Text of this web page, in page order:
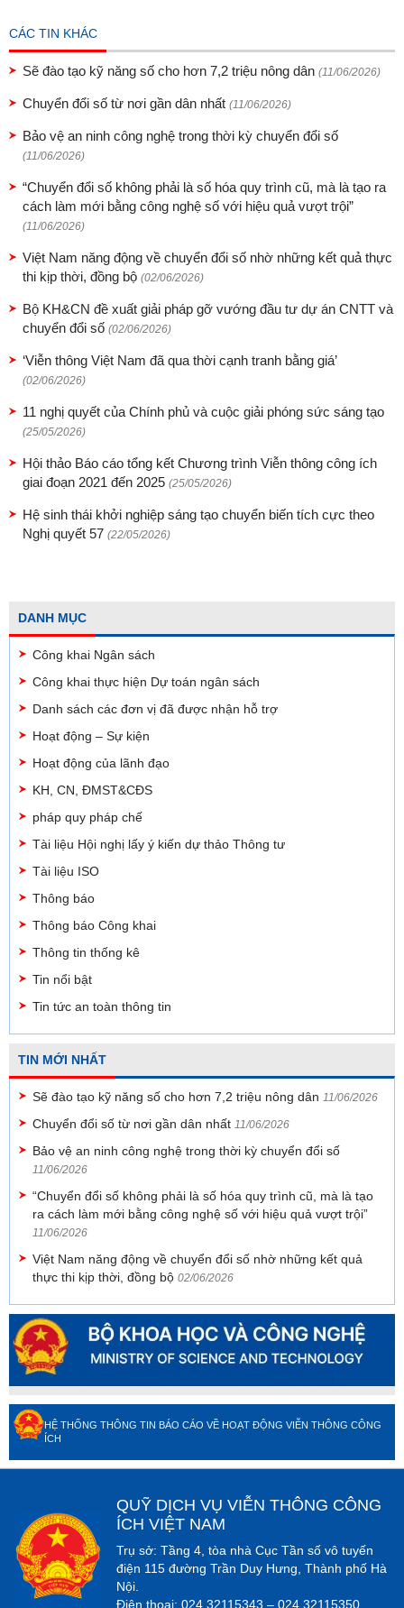
CÁC TIN KHÁC
Sẽ đào tạo kỹ năng số cho hơn 7,2 triệu nông dân (11/06/2026)
Chuyển đổi số từ nơi gần dân nhất (11/06/2026)
Bảo vệ an ninh công nghệ trong thời kỳ chuyển đổi số
(11/06/2026)
“Chuyển đổi số không phải là số hóa quy trình cũ, mà là tạo ra
cách làm mới bằng công nghệ số với hiệu quả vượt trội”
(11/06/2026)
Việt Nam năng động về chuyển đổi số nhờ những kết quả thực
thi kịp thời, đồng bộ (02/06/2026)
Bộ KH&CN đề xuất giải pháp gỡ vướng đầu tư dự án CNTT và
chuyển đổi số (02/06/2026)
‘Viễn thông Việt Nam đã qua thời cạnh tranh bằng giá’
(02/06/2026)
11 nghị quyết của Chính phủ và cuộc giải phóng sức sáng tạo
(25/05/2026)
Hội thảo Báo cáo tổng kết Chương trình Viễn thông công ích
giai đoạn 2021 đến 2025 (25/05/2026)
Hệ sinh thái khởi nghiệp sáng tạo chuyển biến tích cực theo
Nghị quyết 57 (22/05/2026)
DANH MỤC
Công khai Ngân sách
Công khai thực hiện Dự toán ngân sách
Danh sách các đơn vị đã được nhận hỗ trợ
Hoạt động – Sự kiện
Hoạt động của lãnh đạo
KH, CN, ĐMST&CĐS
pháp quy pháp chế
Tài liệu Hội nghị lấy ý kiến dự thảo Thông tư
Tài liệu ISO
Thông báo
Thông báo Công khai
Thông tin thống kê
Tin nổi bật
Tin tức an toàn thông tin
TIN MỚI NHẤT
Sẽ đào tạo kỹ năng số cho hơn 7,2 triệu nông dân 11/06/2026
Chuyển đổi số từ nơi gần dân nhất 11/06/2026
Bảo vệ an ninh công nghệ trong thời kỳ chuyển đổi số
11/06/2026
“Chuyển đổi số không phải là số hóa quy trình cũ, mà là tạo
ra cách làm mới bằng công nghệ số với hiệu quả vượt trội”
11/06/2026
Việt Nam năng động về chuyển đổi số nhờ những kết quả
thực thi kịp thời, đồng bộ 02/06/2026
HỆ THỐNG THÔNG TIN BÁO CÁO VỀ HOẠT ĐỘNG VIỄN THÔNG CÔNG
ÍCH
QUỸ DỊCH VỤ VIỄN THÔNG CÔNG
ÍCH VIỆT NAM
Trụ sở: Tầng 4, tòa nhà Cục Tần số vô tuyến
điện 115 đường Trần Duy Hưng, Thành phố Hà
Nội.
Điện thoại: 024.32115343 – 024.32115350